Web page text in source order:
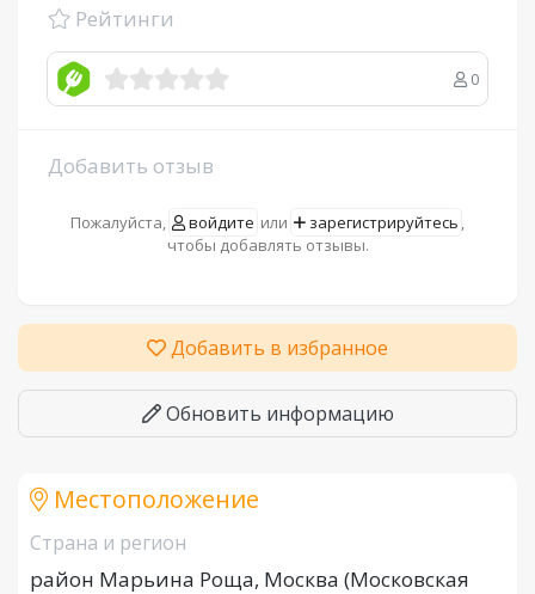
Рейтинги
0
Добавить отзыв
Пожалуйста, войдите или зарегистрируйтесь ,
чтобы добавлять отзывы.
Добавить в избранное
Обновить информацию
Местоположение
Страна и регион
район Марьина Роща, Москва (Московская